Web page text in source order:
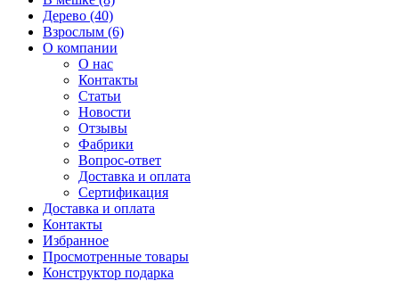
Дерево (40)
Взрослым (6)
О компании
О нас
Контакты
Статьи
Новости
Отзывы
Фабрики
Вопрос-ответ
Доставка и оплата
Сертификация
Доставка и оплата
Контакты
Избранное
Просмотренные товары
Конструктор подарка